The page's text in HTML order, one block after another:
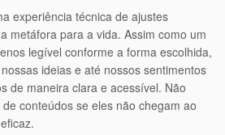
experiência técnica de ajustes
metáfora para a vida. Assim como um
legível conforme a forma escolhida,
ideias e até nossos sentimentos
de maneira clara e acessível. Não
conteúdos se eles não chegam ao